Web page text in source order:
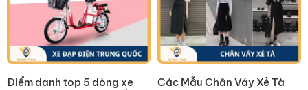
Điểm danh top 5 dòng xe
Các Mẫu Chân Váy Xẻ Tà